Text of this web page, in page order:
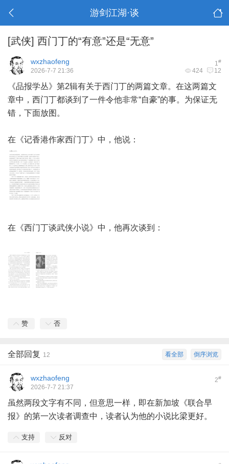
游剑江湖·谈
[武侠] 西门丁的“有意”还是“无意”
1#
wxzhaofeng
424 12
2026-7-7 21:36
《品报学丛》第2辑有关于西门丁的两篇文章。在这两篇文
章中，西门丁都谈到了一件令他非常“自豪”的事。为保证无
错，下面放图。
在《记香港作家西门丁》中，他说：
在《西门丁谈武侠小说》中，他再次谈到：
赞 否
倒序浏览
看全部
全部回复 12
2#
wxzhaofeng
2026-7-7 21:37
虽然两段文字有不同，但意思一样，即在新加坡《联合早
报》的第一次读者调查中，读者认为他的小说比梁更好。
支持 反对